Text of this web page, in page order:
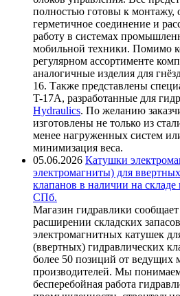
полностью готовы к монтажу,
герметичное соединение и
работу в системах
мобильной техники. Помимо
регулярном ассортименте
аналогичные изделия для
16. Также представлены
T-17A, разработанные для
Hydraulics. По желанию
изготовлены не только из
менее нагруженных систем
минимизация веса.
05.06.2026 Катушки
электромагниты) для
клапанов в наличии на складе
СПб.
Магазин гидравлики
расширении складских
электромагнитных катушек
(ввертных) гидравлических
более 50 позиций от ведущих
производителей. Мы
бесперебойная работа